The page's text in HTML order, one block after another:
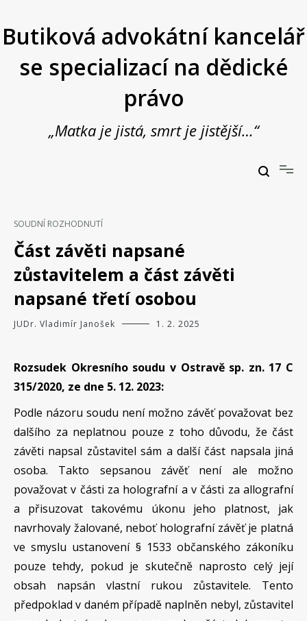
obsah
Butiková advokátní kancelář
se specializací na dědické
právo
„Matka je jistá, smrt je jistější…“
SOUDNÍ ROZHODNUTÍ
Část závěti napsané
zůstavitelem a část závěti
napsané třetí osobou
JUDr. Vladimír Janošek 1. 2. 2025
Rozsudek Okresního soudu v Ostravě sp. zn. 17 C
315/2020, ze dne 5. 12. 2023:
Podle názoru soudu není možno závěť považovat bez
dalšího za neplatnou pouze z toho důvodu, že část
závěti napsal zůstavitel sám a další část napsala jiná
osoba. Takto sepsanou závěť není ale možno
považovat v části za holografní a v části za allografní
a přisuzovat takovému úkonu jeho platnost, jak
navrhovaly žalované, neboť holografní závěť je platná
ve smyslu ustanovení § 1533 občanského zákoníku
pouze tehdy, pokud je skutečně naprosto celý její
obsah napsán vlastní rukou zůstavitele. Tento
předpoklad v daném případě naplněn nebyl, zůstavitel